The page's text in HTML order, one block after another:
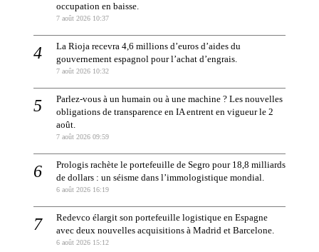
occupation en baisse.
7 août 2026 10:37
La Rioja recevra 4,6 millions d’euros d’aides du
gouvernement espagnol pour l’achat d’engrais.
7 août 2026 10:32
Parlez-vous à un humain ou à une machine ? Les nouvelles
obligations de transparence en IA entrent en vigueur le 2
août.
7 août 2026 09:59
Prologis rachète le portefeuille de Segro pour 18,8 milliards
de dollars : un séisme dans l’immologistique mondial.
6 août 2026 16:19
Redevco élargit son portefeuille logistique en Espagne
avec deux nouvelles acquisitions à Madrid et Barcelone.
6 août 2026 15:12